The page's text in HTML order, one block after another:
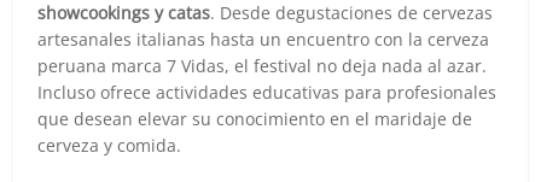
showcookings y catas. Desde degustaciones de cervezas
artesanales italianas hasta un encuentro con la cerveza
peruana marca 7 Vidas, el festival no deja nada al azar.
Incluso ofrece actividades educativas para profesionales
que desean elevar su conocimiento en el maridaje de
cerveza y comida.